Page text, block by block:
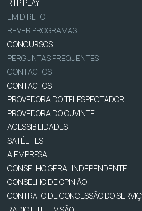
RTP PLAY
EM DIRETO
REVER PROGRAMAS
CONCURSOS
PERGUNTAS FREQUENTES
CONTACTOS
CONTACTOS
PROVEDORA DO TELESPECTADOR
PROVEDORA DO OUVINTE
ACESSIBILIDADES
SATÉLITES
A EMPRESA
CONSELHO GERAL INDEPENDENTE
CONSELHO DE OPINIÃO
CONTRATO DE CONCESSÃO DO